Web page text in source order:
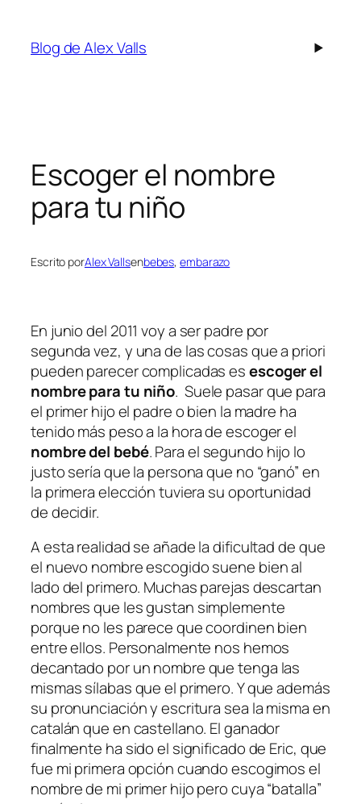
contenido
Blog de Alex Valls
Escoger el nombre
para tu niño
Escrito porAlex Vallsenbebes, embarazo
En junio del 2011 voy a ser padre por
segunda vez, y una de las cosas que a priori
pueden parecer complicadas esescoger el
nombre para tu niño. Suele pasar que para
el primer hijo el padre o bien la madre ha
tenido más peso a la hora de escoger el
nombre del bebé. Para el segundo hijo lo
justo sería que la persona que no “ganó” en
la primera elección tuviera su oportunidad
de decidir.
A esta realidad se añade la dificultad de que
el nuevo nombre escogido suene bien al
lado del primero. Muchas parejas descartan
nombres que les gustan simplemente
porque no les parece que coordinen bien
entre ellos. Personalmente nos hemos
decantado por un nombre que tenga las
mismas sílabas que el primero. Y que además
su pronunciación y escritura sea la misma en
catalán que en castellano. El ganador
finalmente ha sido el significado de Eric, que
fue mi primera opción cuando escogimos el
nombre de mi primer hijo pero cuya “batalla”